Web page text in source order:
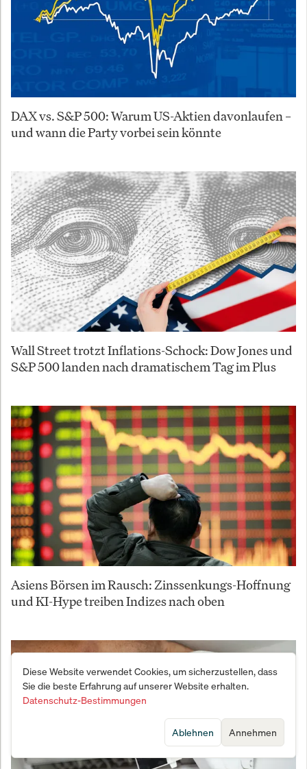
DAX vs. S&P 500: Warum US-Aktien davonlaufen –
und wann die Party vorbei sein könnte
Wall Street trotzt Inflations-Schock: Dow Jones und
S&P 500 landen nach dramatischem Tag im Plus
Asiens Börsen im Rausch: Zinssenkungs-Hoffnung
und KI-Hype treiben Indizes nach oben
Diese Website verwendet Cookies, um sicherzustellen, dass
Sie die beste Erfahrung auf unserer Website erhalten.
Datenschutz-Bestimmungen
Annehmen
Ablehnen